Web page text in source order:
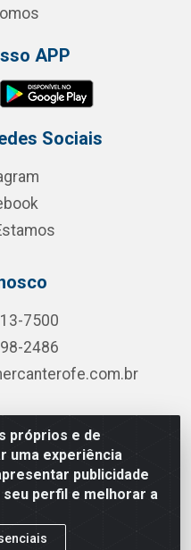
próprios e de
uma experiência
publicidade
perfil e melhorar a
APP
Sociais
7500
2486
Ribeiro de Luna, 3777 -
PB - CEP 58081-400 -
0001-85